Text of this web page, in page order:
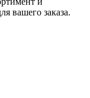
вашего заказа.